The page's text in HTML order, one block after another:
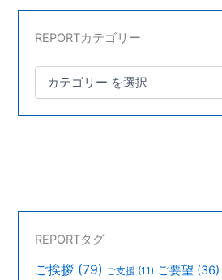
REPORTカテゴリー
REPORTタグ
ご挨拶 (79) ご支援 (11) ご要望 (36)